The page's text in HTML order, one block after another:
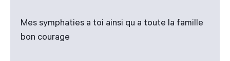
Mes symphaties a toi ainsi qu a toute la famille
bon courage